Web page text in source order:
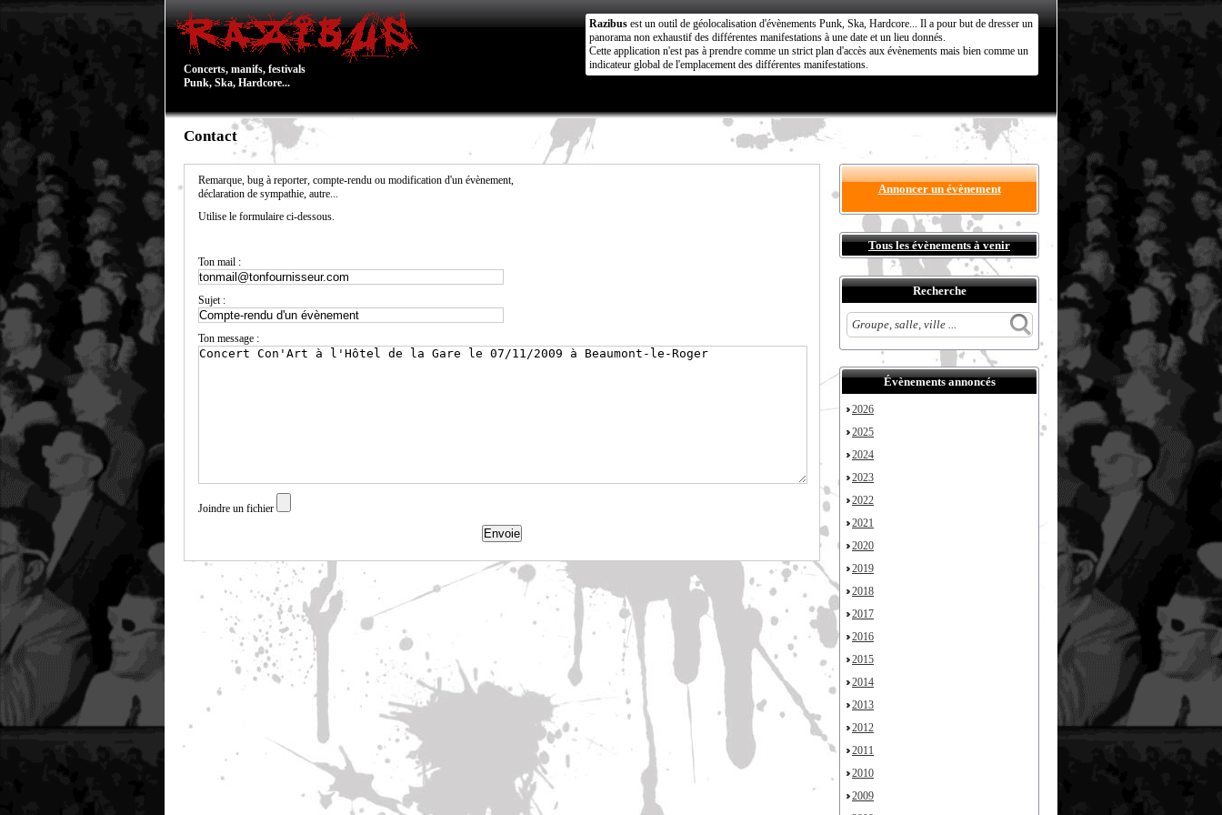
Concerts, manifs, festivals
Punk, Ska, Hardcore...
Razibus est un outil de géolocalisation d'évènements Punk, Ska, Hardcore... Il a pour but de dresser un
panorama non exhaustif des différentes manifestations à une date et un lieu donnés.
Cette application n'est pas à prendre comme un strict plan d'accès aux évènements mais bien comme un
indicateur global de l'emplacement des différentes manifestations.
Contact
Remarque, bug à reporter, compte-rendu ou modification d'un évènement,
déclaration de sympathie, autre...
Utilise le formulaire ci-dessous.
Ton mail :
Sujet :
Ton message :
Joindre un fichier
Annoncer un évènement
Tous les évènements à venir
Recherche
Évènements annoncés
2026
2025
2024
2023
2022
2021
2020
2019
2018
2017
2016
2015
2014
2013
2012
2011
2010
2009